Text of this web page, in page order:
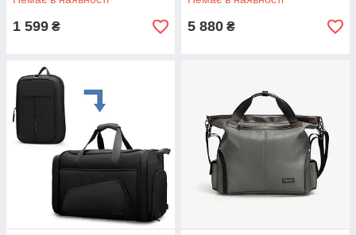
1 599 ₴ 5 880 ₴